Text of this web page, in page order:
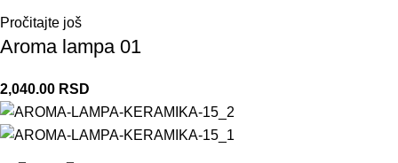
Pročitajte još
Aroma lampa 01
2,040.00 RSD